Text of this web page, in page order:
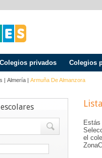
Colegios privados Colegios
| Almería | Armuña De Almanzora
el